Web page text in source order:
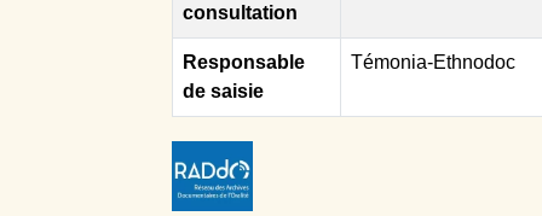
consultation
Responsable
de saisie
Témonia-Ethnodoc